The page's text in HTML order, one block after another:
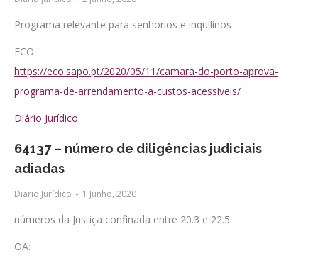
Programa relevante para senhorios e inquilinos
ECO:
https://eco.sapo.pt/2020/05/11/camara-do-porto-aprova-
programa-de-arrendamento-a-custos-acessiveis/
Diário Jurídico
64137 – número de diligências judiciais
adiadas
Diário Jurídico 1 Junho, 2020
números da Justiça confinada entre 20.3 e 22.5
OA: